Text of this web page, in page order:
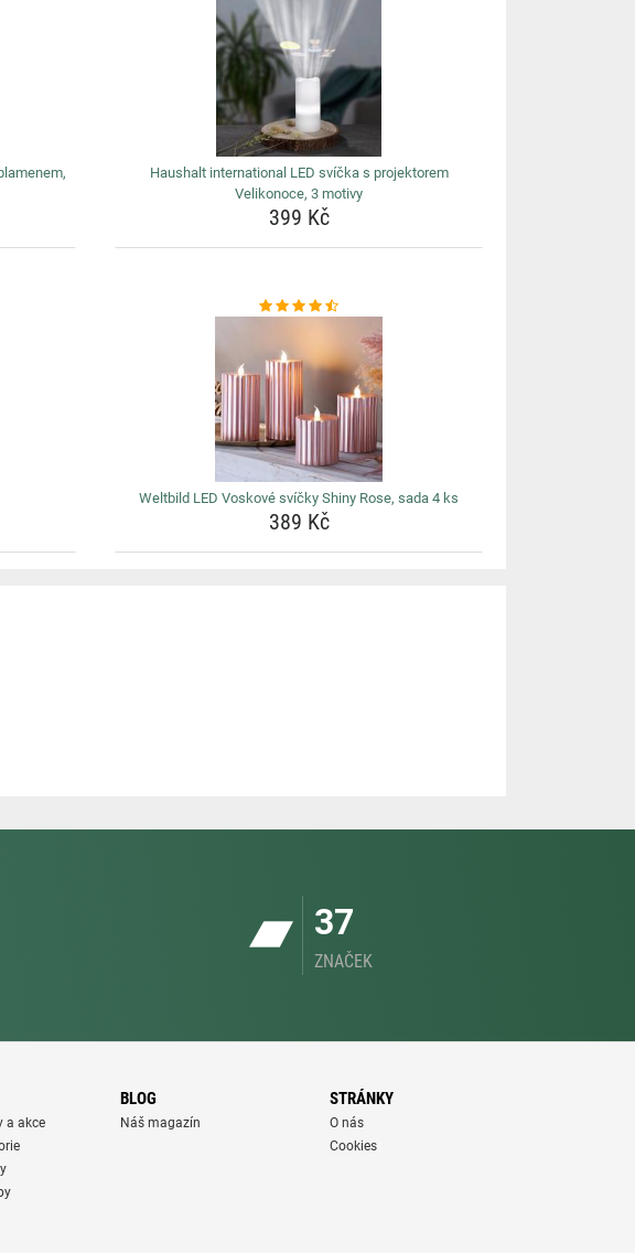
Haushalt international LED svíčka s projektorem
Velikonoce, 3 motivy
399 Kč
Weltbild LED Voskové svíčky Shiny Rose, sada 4 ks
389 Kč
37
ZNAČEK
a akce
BLOG
Náš magazín
STRÁNKY
O nás
Cookies